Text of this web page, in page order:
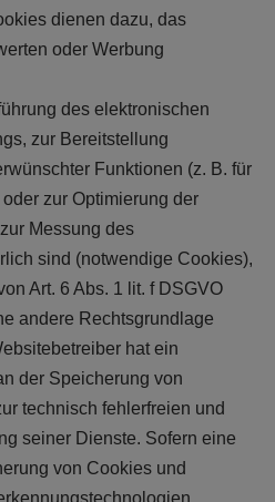
dienen dazu, das
oder Werbung
des elektronischen
zur Bereitstellung
Funktionen (z. B. für
zur Optimierung der
Messung des
sind (notwendige Cookies),
Art. 6 Abs. 1 lit. f DSGVO
andere Rechtsgrundlage
hat ein
der Speicherung von
technisch fehlerfreien und
seiner Dienste. Sofern eine
von Cookies und